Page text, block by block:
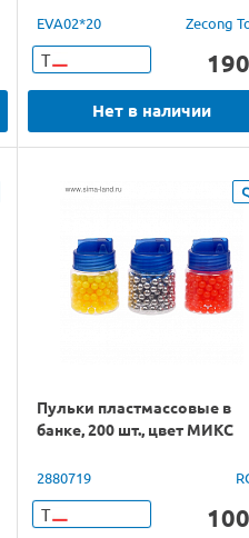
EVA02*20 Zecong
Т 190
Нет в наличии
Пульки пластмассовые в
банке, 200 шт., цвет МИКС
2880719
Т 100